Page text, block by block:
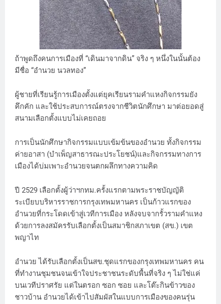
ถ้าพูดถึงคนการเมืองที่ “เดินมาจากดิน” จริง ๆ หนึ่งในนั้นต้อง
มีชื่อ “อำนวย นวลทอง”
ผู้ชายที่เรียนรู้การเมืองตั้งแต่ยุคเรียนรามคำแหงกิจกรรมยัง
คึกคัก และใช้ประสบการณ์ตรงจากชีวิตนักศึกษา มาต่อยอดสู่
สนามเลือกตั้งแบบไม่เคยถอย
การเป็นนักศึกษากิจกรรมแบบเข้มข้นของอำนวย ทั้งกิจกรรม
ค่ายอาสา (บำเพ็ญสาธารณะประโยชน์)และกิจกรรมทางการ
เมืองได้บ่มเพาะอำนวยจนตกผลึกทางความคิด
ปี 2529 เลือกตั้งผู้ว่าฯกทม.ครั้งแรกตามพระราชบัญญัติ
ระเบียบบริหารราชการกรุงเทพมหานคร เป็นก้าวแรกของ
อำนวยที่กระโดดเข้าสู่เวทีการเมือง หลังจบจากรั้วรามคำแหง
ด้วยการลงสมัครรับเลือกตั้งเป็นสมาชิกสภาเขต (สข.) เขต
พญาไท
อำนวย ได้รับเลือกตั้งเป็นสข.ชุดแรกของกรุงเทพมหานคร คน
ที่ทำงานชุมชนจนเข้าใจประชาชนระดับพื้นที่จริง ๆ ไม่ใช่แค่
บนเวทีปราศรัย แต่ในตรอก ซอก ซอย และโต๊ะกินข้าวของ
ชาวบ้าน อำนวยได้เข้าไปสัมผัสในแบบการเมืองของคนรุ่น